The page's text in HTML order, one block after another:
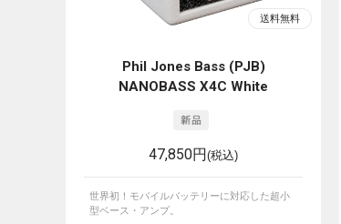
Phil Jones Bass (PJB)
NANOBASS X4C White
47,850円(税込)
世界初！モバイルバッテリーに対応した超小
型ベース・アンプ。